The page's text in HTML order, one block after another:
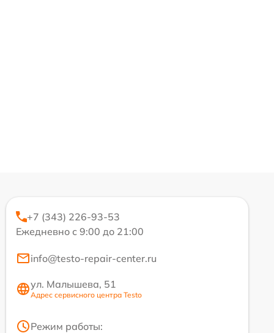
+7 (343) 226-93-53
Ежедневно с 9:00 до 21:00
info@testo-repair-center.ru
ул. Малышева, 51
Адрес сервисного центра Testo
Режим работы: